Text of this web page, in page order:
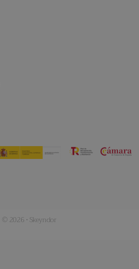
© 2026 · Skeyndor